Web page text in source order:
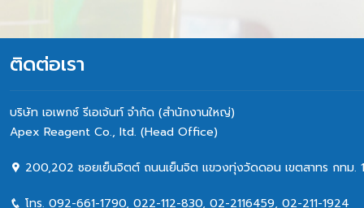
ติดต่อเรา
บริษัท เอเพกซ์ รีเอเจ้นท์ จำกัด (สำนักงานใหญ่)
Apex Reagent Co., Itd. (Head Office)
200,202 ซอยเย็นจิตต์ ถนนเย็นจิต แขวงทุ่งวัดดอน เขตสาทร กทม.
โทร. 092-661-1790, 022-112-830, 02-2116459, 02-211-1924